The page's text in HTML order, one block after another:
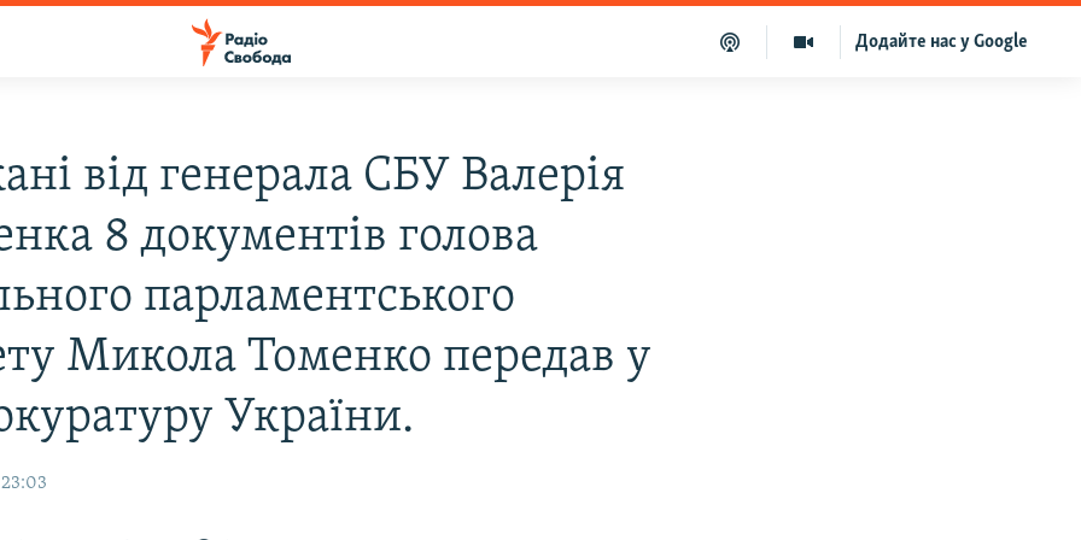
Додайте нас у Google
від генерала СБУ Валерія
8 документів голова
парламентського
Микола Томенко передав у
України.